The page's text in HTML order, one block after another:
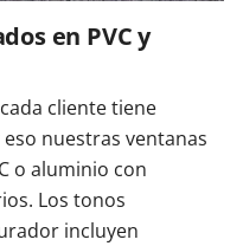
en PVC y
cliente tiene
nuestras ventanas
o aluminio con
Los tonos
incluyen